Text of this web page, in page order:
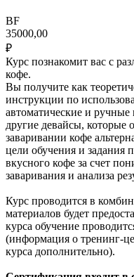
BF
35000,00
₽
Курс познакомит вас с
кофе.
Вы получите как
инструкции по
автоматические и
другие девайсы, которые
заваривании кофе
цели обучения и задания
вкусного кофе за счет
заваривания и анализа
Курс проводится в
материалов будет
курса обучение
(информация о тренинг-
курса дополнительно).